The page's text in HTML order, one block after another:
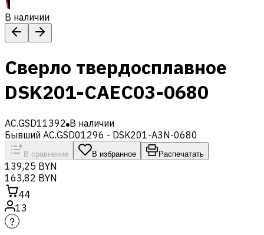
В наличии
Сверло твердосплавное
DSK201-CAEC03-0680
AC.GSD11392 В наличии
Бывший AC.GSD01296 - DSK201-A3N-0680
В сравнение В избранное Распечатать
139,25 BYN
163,82 BYN
44
13